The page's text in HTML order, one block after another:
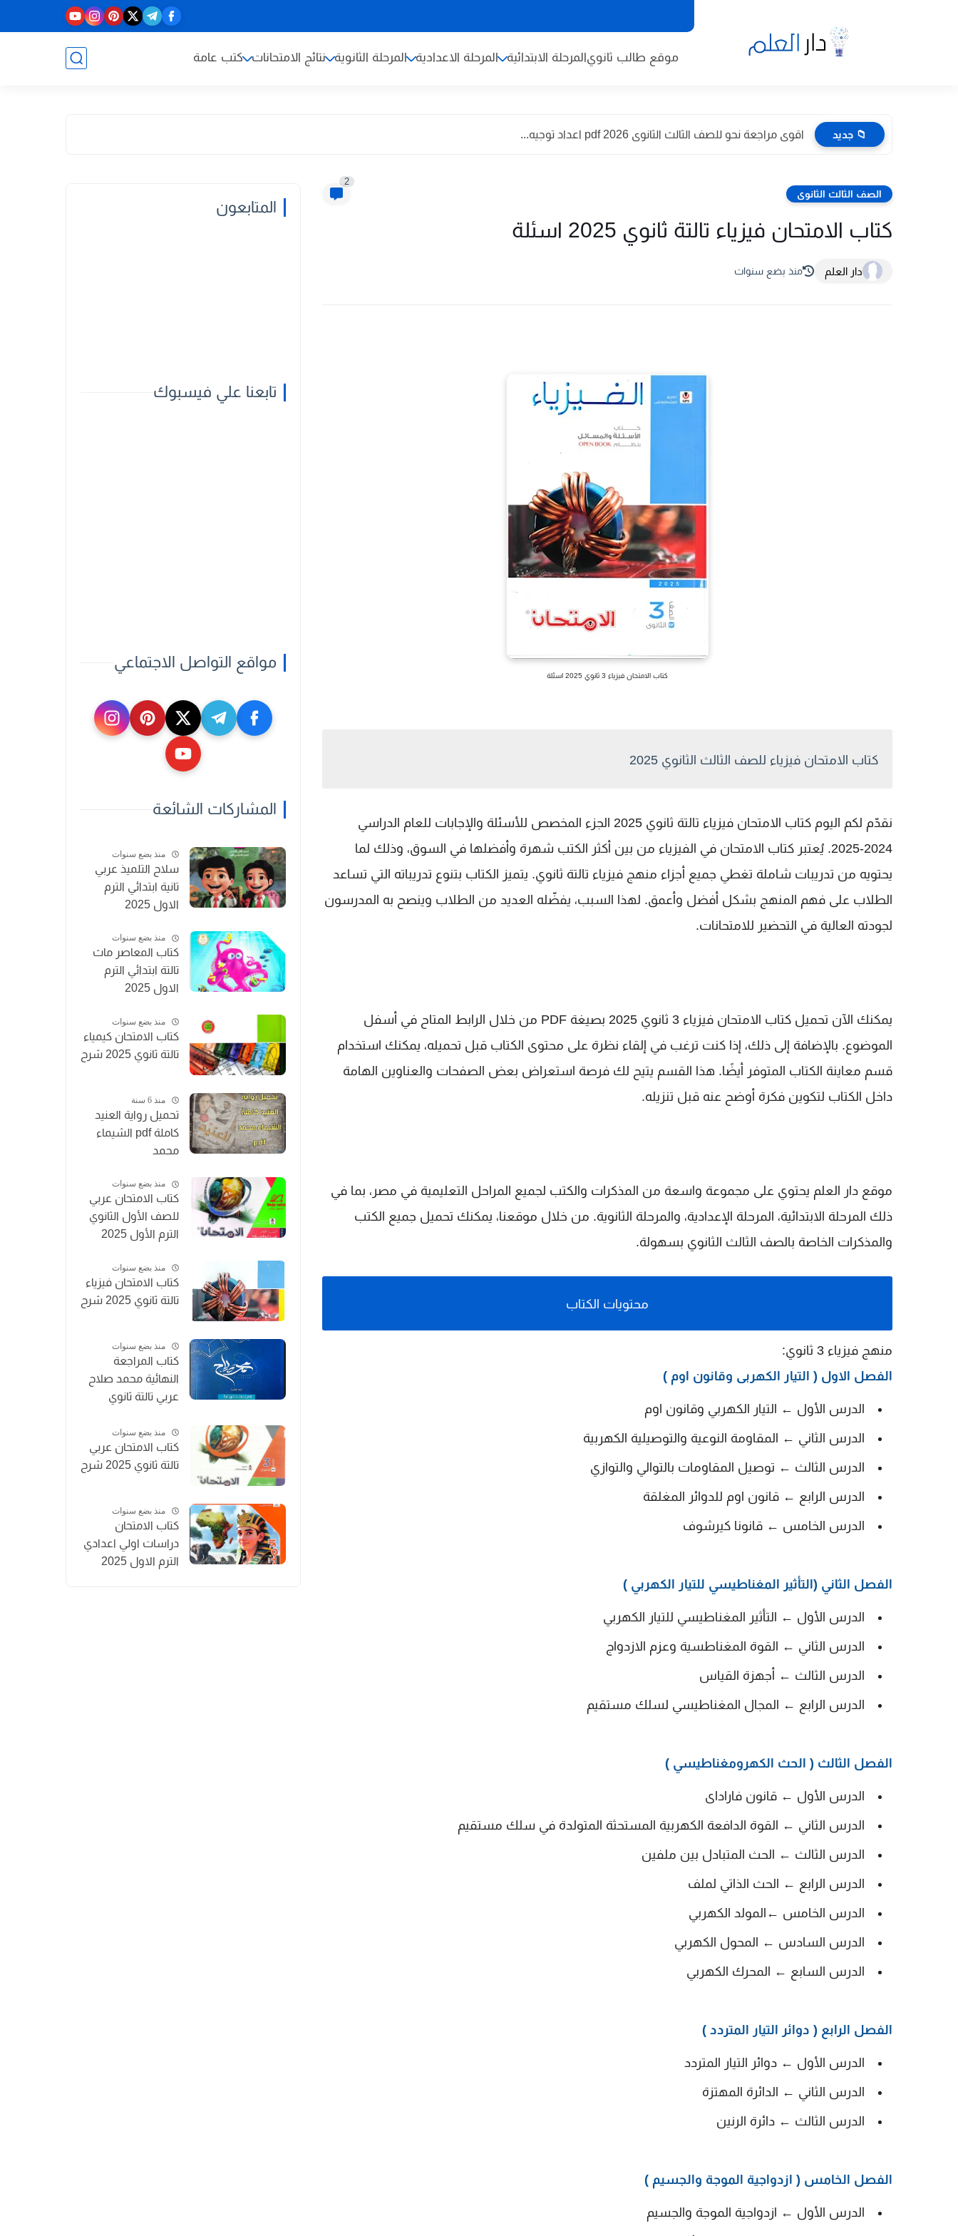
موقع طالب ثانويالمرحلة الابتدائية المرحلة الاعدادية المرحلة الثانوية نتائج الامتحانات كتب عامة
📁 جديد اقوى مراجعة نحو للصف الثالث الثانوى 2026 pdf اعداد توجيه...
الصف الثالث الثانوى
2
كتاب الامتحان فيزياء تالتة ثانوي 2025 اسئلة
دار العلم منذ بضع سنوات
كتاب الامتحان فيزياء 3 ثانوي 2025 اسئلة
كتاب الامتحان فيزياء للصف الثالث الثانوي 2025
نقدّم لكم اليوم كتاب الامتحان فيزياء تالتة ثانوي 2025 الجزء المخصص للأسئلة والإجابات للعام الدراسي
2024-2025. يُعتبر كتاب الامتحان في الفيزياء من بين أكثر الكتب شهرة وأفضلها في السوق، وذلك لما
يحتويه من تدريبات شاملة تغطي جميع أجزاء منهج فيزياء تالتة ثانوي. يتميز الكتاب بتنوع تدريباته التي تساعد
الطلاب على فهم المنهج بشكل أفضل وأعمق. لهذا السبب، يفضّله العديد من الطلاب وينصح به المدرسون
لجودته العالية في التحضير للامتحانات.
يمكنك الآن تحميل كتاب الامتحان فيزياء 3 ثانوي 2025 بصيغة PDF من خلال الرابط المتاح في أسفل
الموضوع. بالإضافة إلى ذلك، إذا كنت ترغب في إلقاء نظرة على محتوى الكتاب قبل تحميله، يمكنك استخدام
قسم معاينة الكتاب المتوفر أيضًا. هذا القسم يتيح لك فرصة استعراض بعض الصفحات والعناوين الهامة
داخل الكتاب لتكوين فكرة أوضح عنه قبل تنزيله.
موقع دار العلم يحتوي على مجموعة واسعة من المذكرات والكتب لجميع المراحل التعليمية في مصر، بما في
ذلك المرحلة الابتدائية، المرحلة الإعدادية، والمرحلة الثانوية. من خلال موقعنا، يمكنك تحميل جميع الكتب
والمذكرات الخاصة بالصف الثالث الثانوي بسهولة.
محتويات الكتاب
منهج فيزياء 3 ثانوي:
الفصل الاول ( التيار الكهربى وقانون اوم )
الدرس الأول ← التيار الكهربي وقانون اوم
الدرس الثاني ← المقاومة النوعية والتوصيلية الكهربية
الدرس الثالث ← توصيل المقاومات بالتوالي والتوازي
الدرس الرابع ← قانون اوم للدوائر المغلقة
الدرس الخامس ← قانونا كيرشوف
الفصل الثاني (التأثير المغناطيسي للتيار الكهربي )
الدرس الأول ← التأثير المغناطيسي للتيار الكهربي
الدرس الثاني ← القوة المغناطسية وعزم الازدواج
الدرس الثالث ← أجهزة القياس
الدرس الرابع ← المجال المغناطيسي لسلك مستقيم
الفصل الثالث ( الحث الكهرومغناطيسي )
الدرس الأول ← قانون فاراداى
الدرس الثاني ← القوة الدافعة الكهربية المستحثة المتولدة في سلك مستقيم
الدرس الثالث ← الحث المتبادل بين ملفين
الدرس الرابع ← الحث الذاتي لملف
الدرس الخامس ←المولد الكهربي
الدرس السادس ← المحول الكهربي
الدرس السابع ← المحرك الكهربي
الفصل الرابع ( دوائر التيار المتردد )
الدرس الأول ← دوائر التيار المتردد
الدرس الثاني ← الدائرة المهتزة
الدرس الثالث ← دائرة الرنين
الفصل الخامس ( ازدواجية الموجة والجسيم )
الدرس الأول ← ازدواجية الموجة والجسيم
المتابعون
تابعنا علي فيسبوك
مواقع التواصل الاجتماعي
المشاركات الشائعة
منذ بضع سنوات
سلاح التلميذ عربي
تانية ابتدائي الترم
الاول 2025
منذ بضع سنوات
كتاب المعاصر ماث
تالتة ابتدائي الترم
الاول 2025
منذ بضع سنوات
كتاب الامتحان كيمياء
تالتة ثانوي 2025 شرح
منذ 6 سنة
تحميل رواية العنيد
كاملة pdf الشيماء
محمد
منذ بضع سنوات
كتاب الامتحان عربي
للصف الأول الثانوي
الترم الأول 2025
منذ بضع سنوات
كتاب الامتحان فيزياء
تالتة ثانوي 2025 شرح
منذ بضع سنوات
كتاب المراجعة
النهائية محمد صلاح
عربي تالتة ثانوي
منذ بضع سنوات
كتاب الامتحان عربي
تالتة ثانوي 2025 شرح
منذ بضع سنوات
كتاب الامتحان
دراسات اولي اعدادي
الترم الاول 2025